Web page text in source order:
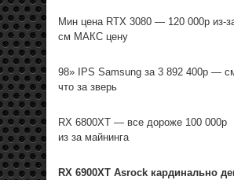
Мин цена RTX 3080 — 120 000р из-
см МАКС цену
98» IPS Samsung за 3 892 400р —
что за зверь
RX 6800XT — все дороже 100 000р
из за майнинга
RX 6900XT Asrock кардинально